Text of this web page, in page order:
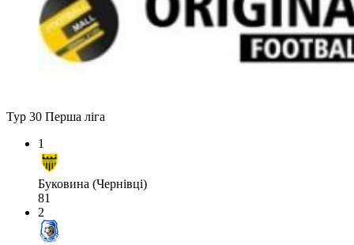
Тур 30 Перша ліга
1
Буковина (Чернівці)
81
2